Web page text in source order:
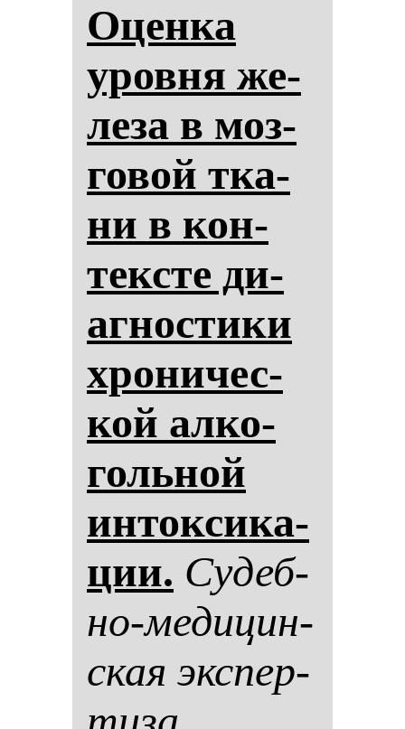
Оцен­ка
уров­ня же­
ле­за в моз­
го­вой тка­
ни в кон­
тек­сте ди­
аг­нос­ти­ки
хро­ни­чес­
кой ал­ко­
голь­ной
ин­ток­си­ка­
ции. Су­деб­
но-ме­ди­цин­
ская эк­спер­